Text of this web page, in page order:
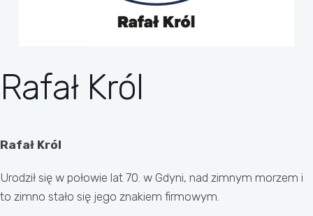
Rafał Król
Rafał Król
Urodził się w połowie lat 70. w Gdyni, nad zimnym morzem i
to zimno stało się jego znakiem firmowym.